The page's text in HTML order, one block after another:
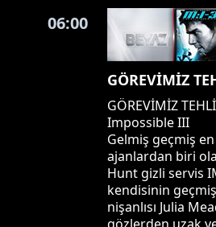
06:00
GÖREVİMİZ
GÖREVİMİZ
Impossible III
Gelmiş geçmiş
ajanlardan biri
Hunt gizli servis
kendisinin
nişanlısı Julia